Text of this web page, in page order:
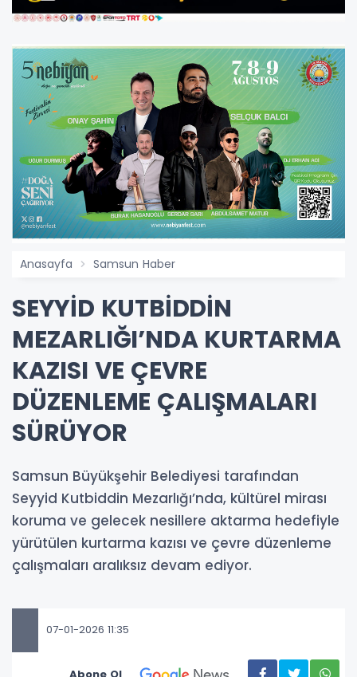
Anasayfa Samsun Haber
SEYYİD KUTBİDDİN
MEZARLIĞI’NDA KURTARMA
KAZISI VE ÇEVRE
DÜZENLEME ÇALIŞMALARI
SÜRÜYOR
Samsun Büyükşehir Belediyesi tarafından
Seyyid Kutbiddin Mezarlığı’nda, kültürel mirası
koruma ve gelecek nesillere aktarma hedefiyle
yürütülen kurtarma kazısı ve çevre düzenleme
çalışmaları aralıksız devam ediyor.
07-01-2026 11:35